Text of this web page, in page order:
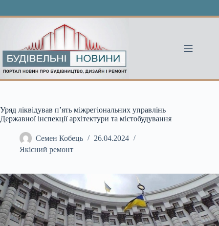
Уряд ліквідував п’ять міжрегіональних управлінь
Державної інспекції архітектури та містобудування
Семен Кобець
26.04.2024
Якісний ремонт